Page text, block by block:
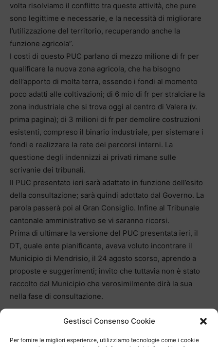
Gestisci Consenso Cookie
Per fornire le migliori esperienze, utilizziamo tecnologie come i cookie
volta risolviamo il conflitto tra queste attività, che pure
sono legittime e necessarie, e la necessità di migliorare
l’utilizzazione del territorio, recuperando anche la
funzione agricola”.
I costi di questo PUC parlano di mezzo milione di fr per
qualificare la nuova zona agricola, che ha bisogno
dell’apporto di molta terra, essendo i fondi al momento
poco adatti alle coltivazioni; di 6 mio di fr per stralciare la
zona industriale che si trova oggi al centro di Valera (v.
prima pagina); di 3 milioni di fr per demolire costruzioni
esistenti, compreso il binario industriale, per sistemare i
fondi e realizzare la rete dei percorsi interni. La
questione degli indennizzi ai privati rimane sulle
scrivanie dei tribunali.
Il PUC presentato ieri sarà adattato in funzione dell’esito
della consultazione; sarà quindi adottato dal Governo. La
parola passerà poi al Gran Consiglio. Infine al Tribunale
cantonale amministrativo se vi saranno ricorsi.
Prima di ultimare la versione del PUC presentata ieri, il
DT, quale ente pianificante, aveva voluto incontrare il
Municipio di Mendrisio, il 24 agosto scorso, aprendo a
proposte e suggerimenti; invito che tuttavia non è stato
raccolto dal Municipio che verosimilmente dirà la sua
nella fase di consultazione.